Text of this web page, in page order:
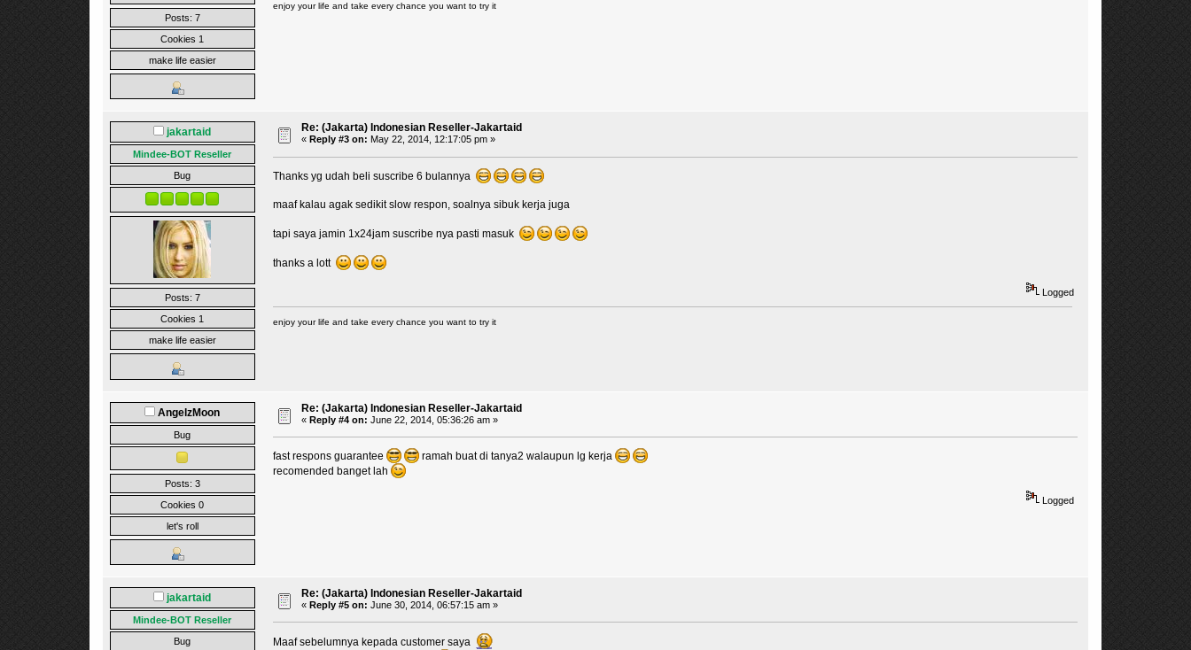
Posts: 7
Cookies 1
make life easier
enjoy your life and take every chance you want to try it
jakartaid
Mindee-BOT Reseller
Bug
Posts: 7
Cookies 1
make life easier
Re: (Jakarta) Indonesian Reseller-Jakartaid
« Reply #3 on: May 22, 2014, 12:17:05 pm »
Thanks yg udah beli suscribe 6 bulannya
maaf kalau agak sedikit slow respon, soalnya sibuk kerja juga
tapi saya jamin 1x24jam suscribe nya pasti masuk
thanks a lott
Logged
enjoy your life and take every chance you want to try it
AngelzMoon
Bug
Posts: 3
Cookies 0
let's roll
Re: (Jakarta) Indonesian Reseller-Jakartaid
« Reply #4 on: June 22, 2014, 05:36:26 am »
fast respons guarantee
ramah buat di tanya2 walaupun lg kerja
recomended banget lah
Logged
jakartaid
Mindee-BOT Reseller
Bug
Re: (Jakarta) Indonesian Reseller-Jakartaid
« Reply #5 on: June 30, 2014, 06:57:15 am »
Maaf sebelumnya kepada customer saya